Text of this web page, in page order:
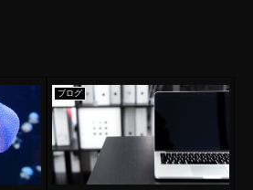
ブログ